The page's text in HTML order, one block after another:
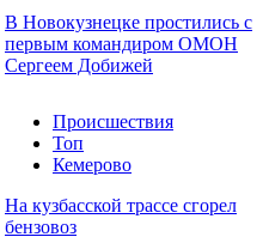
В Новокузнецке простились с
первым командиром ОМОН
Сергеем Добижей
Происшествия
Топ
Кемерово
На кузбасской трассе сгорел
бензовоз